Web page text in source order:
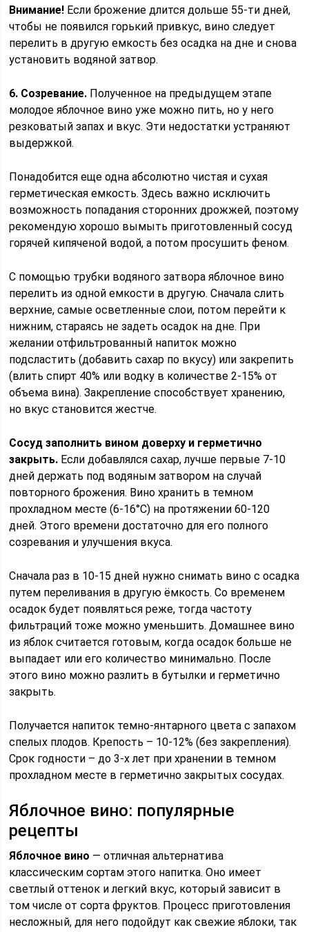
Внимание! Если брожение длится дольше 55-ти дней,
чтобы не появился горький привкус, вино следует
перелить в другую емкость без осадка на дне и снова
установить водяной затвор.
6. Созревание. Полученное на предыдущем этапе
молодое яблочное вино уже можно пить, но у него
резковатый запах и вкус. Эти недостатки устраняют
выдержкой.
Понадобится еще одна абсолютно чистая и сухая
герметическая емкость. Здесь важно исключить
возможность попадания сторонних дрожжей, поэтому
рекомендую хорошо вымыть приготовленный сосуд
горячей кипяченой водой, а потом просушить феном.
С помощью трубки водяного затвора яблочное вино
перелить из одной емкости в другую. Сначала слить
верхние, самые осветленные слои, потом перейти к
нижним, стараясь не задеть осадок на дне. При
желании отфильтрованный напиток можно
подсластить (добавить сахар по вкусу) или закрепить
(влить спирт 40% или водку в количестве 2-15% от
объема вина). Закрепление способствует хранению,
но вкус становится жестче.
Сосуд заполнить вином доверху и герметично
закрыть. Если добавлялся сахар, лучше первые 7-10
дней держать под водяным затвором на случай
повторного брожения. Вино хранить в темном
прохладном месте (6-16°C) на протяжении 60-120
дней. Этого времени достаточно для его полного
созревания и улучшения вкуса.
Сначала раз в 10-15 дней нужно снимать вино с осадка
путем переливания в другую ёмкость. Со временем
осадок будет появляться реже, тогда частоту
фильтраций тоже можно уменьшить. Домашнее вино
из яблок считается готовым, когда осадок больше не
выпадает или его количество минимально. После
этого вино можно разлить в бутылки и герметично
закрыть.
Получается напиток темно-янтарного цвета с запахом
спелых плодов. Крепость – 10-12% (без закрепления).
Срок годности – до 3-х лет при хранении в темном
прохладном месте в герметично закрытых сосудах.
Яблочное вино: популярные
рецепты
Яблочное вино — отличная альтернатива
классическим сортам этого напитка. Оно имеет
светлый оттенок и легкий вкус, который зависит в
том числе от сорта фруктов. Процесс приготовления
несложный, для него подойдут как свежие яблоки, так